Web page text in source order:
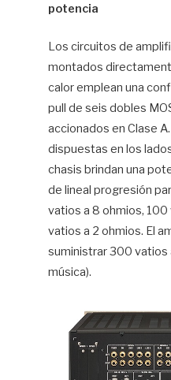
potencia
Los circuitos de
montados
calor emplean una
pull de seis dobles
accionados en Clase
dispuestas en los
chasis brindan una
de lineal progresión
vatios a 8 ohmios,
vatios a 2 ohmios. El
suministrar 300 vatios
música).